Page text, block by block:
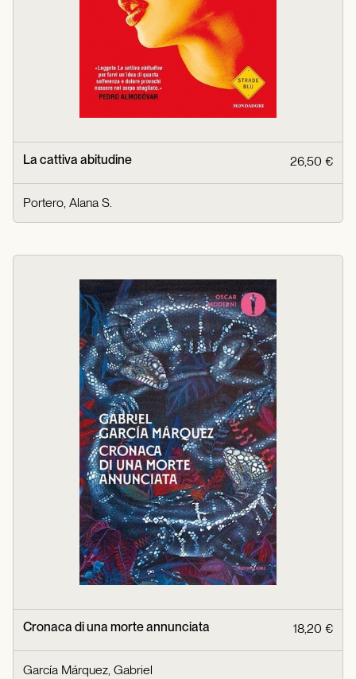
La cattiva abitudine 26,50 €
Portero, Alana S.
Cronaca di una morte annunciata 18,20 €
García Márquez, Gabriel